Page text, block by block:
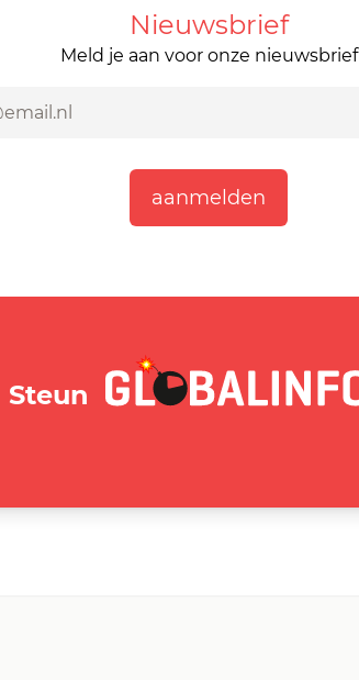
Nieuwsbrief
Meld je aan voor onze nieuwsbrief
Steun GLOBALINFO.nl